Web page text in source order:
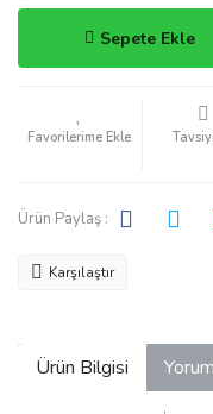
Sepete Ekle
Ürün Paylaş :
Karşılaştır
Ürün Bilgisi